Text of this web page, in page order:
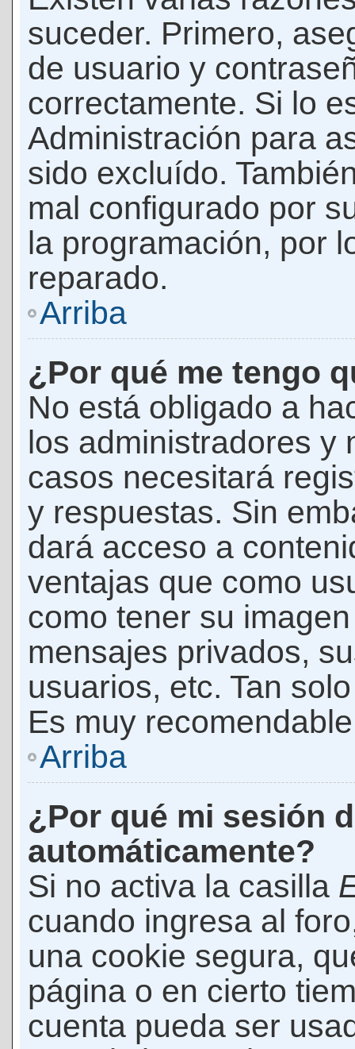
suceder. Primero,
de usuario y
correctamente. Si lo
Administración para
sido excluído.
mal configurado por
la programación, por
reparado.
Arriba
¿Por qué me tengo
No está obligado a
los administradores y
casos necesitará
y respuestas. Sin
dará acceso a
ventajas que como
como tener su
mensajes privados,
usuarios, etc. Tan
Es muy
Arriba
¿Por qué mi sesión
automáticamente?
Si no activa la casilla
cuando ingresa al
una cookie segura,
página o en cierto
cuenta pueda ser